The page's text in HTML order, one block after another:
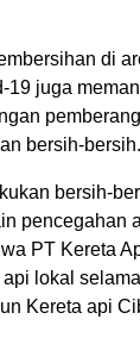
di
juga
bersih-bersih.
bersih-
pencegahan
PT Kereta
lokal
Kereta api